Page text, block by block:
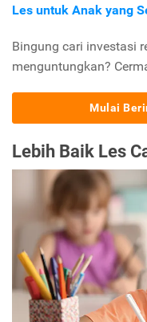
Les untuk Anak yang
Bingung cari investasi
menguntungkan?
Mulai
Lebih Baik Les